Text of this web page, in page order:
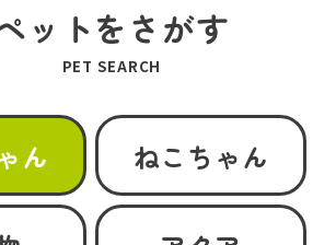
ットをさがす
PET SEARCH
ん ねこちゃん